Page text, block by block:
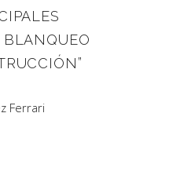
BLANQUEO
Ferrari